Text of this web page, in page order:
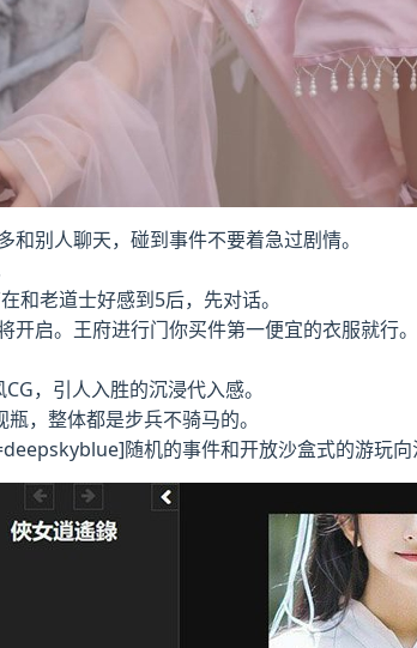
别人聊天，碰到事件不要着急过剧情。
和老道士好感到5后，先对话。
开启。王府进行门你买件第一便宜的衣服就行。
，引人入胜的沉浸代入感。
，整体都是步兵不骑马的。
随机的事件和开放沙盒式的游玩向